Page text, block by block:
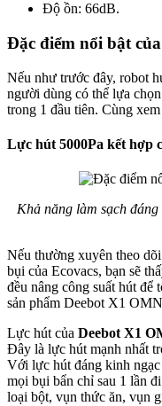
Độ ồn: 66dB.
Đặc điểm nổi bật
Nếu như trước đây, robot
người dùng có thể lựa
trong 1 đầu tiên. Cùng
Lực hút 5000Pa kết hợp
Khả năng làm sạch
Nếu thường xuyên theo
bụi của Ecovacs, bạn sẽ
đều nâng công suất hút
sản phẩm Deebot X1
Lực hút của Deebot X1
Đây là lực hút mạnh nhất
Với lực hút đáng kinh
mọi bụi bẩn chỉ sau 1 lần
loại bột, vụn thức ăn, vụn